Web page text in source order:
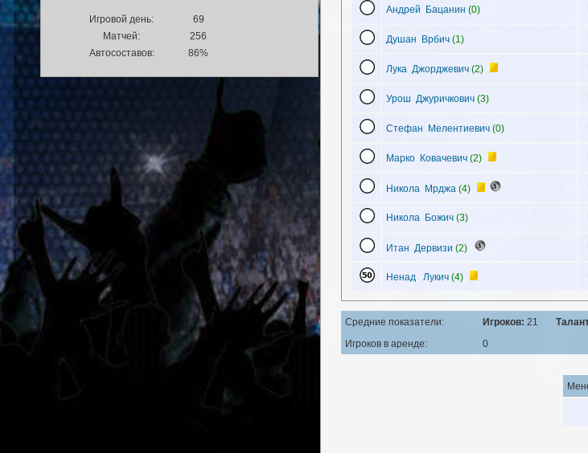
Андрей Бацанин (0)
Душан Врбич (1)
Лука Джорджевич (2)
Урош Джуричкович (3)
Стефан Мелентиевич (0)
Марко Ковачевич (2)
Никола Мрджа (4)
Никола Божич (3)
Итан Дервизи (2)
Ненад Лукич (4)
Средние показатели: Игроков: 21
Игроков в аренде: 0
Игровой день:
69
Матчей:
256
Автосоставов:
86%